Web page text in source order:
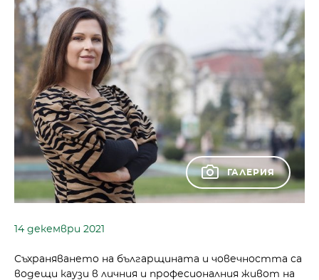
ГАЛЕРИЯ
14 декември 2021
Съхраняването на българщина­та и човечността са
водещи ка­узи в личния и професионалния живот на